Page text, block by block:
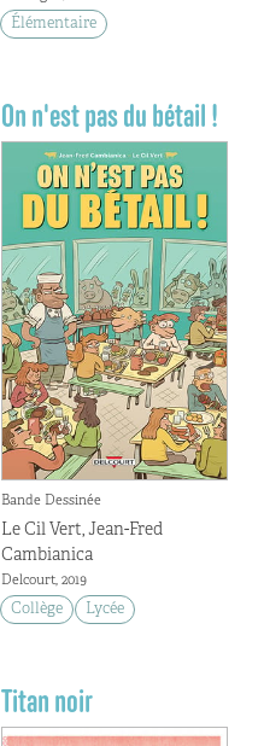
Élémentaire
On n'est pas du bétail !
Bande Dessinée
Le Cil Vert, Jean-Fred
Cambianica
Delcourt, 2019
Collège Lycée
Titan noir